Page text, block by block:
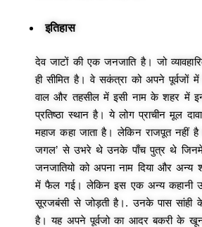
इतिहास
देव जाटों की एक जनजाति है। जो
ही सीमित है। वे सकंत्रा को अपने
वाल और तहसील में इसी नाम के शहर में
प्रतिष्ठा स्थान है। ये लोग प्राचीन मूल
महाज कहा जाता है। लेकिन राजपूत नहीं
जगल’ से उभरे थे उनके पाँच पुत्र थे
जनजातियो को अपना नाम दिया और अन्य
में फैल गई। लेकिन इस एक अन्य कहानी
सूरजबंसी से जोड़ती है।. उनके पास सांही के
है। यह अपने पूर्वजो का आदर बकरी के